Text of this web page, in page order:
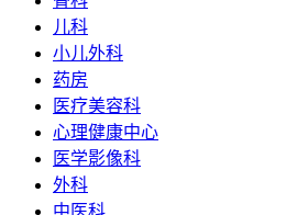
儿科
小儿外科
药房
医疗美容科
心理健康中心
医学影像科
外科